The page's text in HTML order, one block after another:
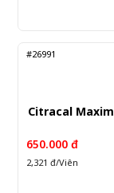
#26991
Citracal
650.000 đ
2,321 đ/Viên